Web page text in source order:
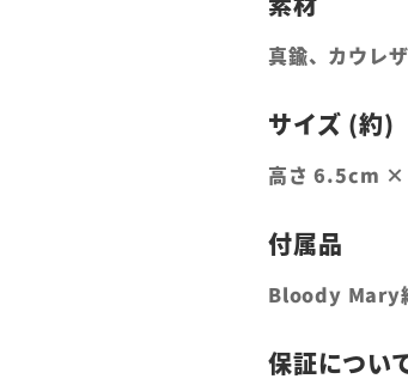
真鍮、カウレ
高さ 6.5cm
Bloody Mary